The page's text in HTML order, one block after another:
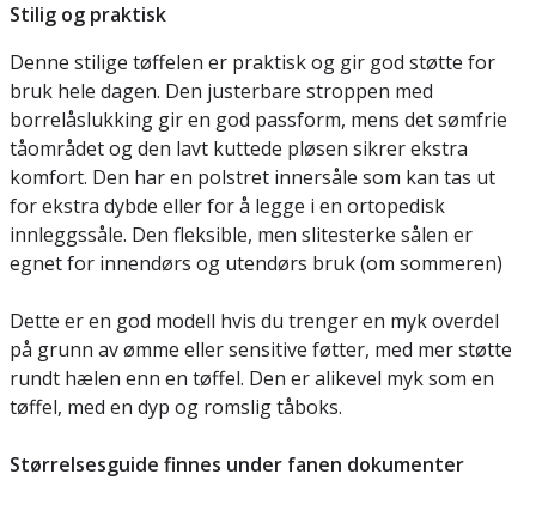
Stilig og praktisk
Denne stilige tøffelen er praktisk og gir god støtte for
bruk hele dagen. Den justerbare stroppen med
borrelåslukking gir en god passform, mens det sømfrie
tåområdet og den lavt kuttede pløsen sikrer ekstra
komfort. Den har en polstret innersåle som kan tas ut
for ekstra dybde eller for å legge i en ortopedisk
innleggssåle. Den fleksible, men slitesterke sålen er
egnet for innendørs og utendørs bruk (om sommeren)
Dette er en god modell hvis du trenger en myk overdel
på grunn av ømme eller sensitive føtter, med mer støtte
rundt hælen enn en tøffel. Den er alikevel myk som en
tøffel, med en dyp og romslig tåboks.
Størrelsesguide finnes under fanen dokumenter